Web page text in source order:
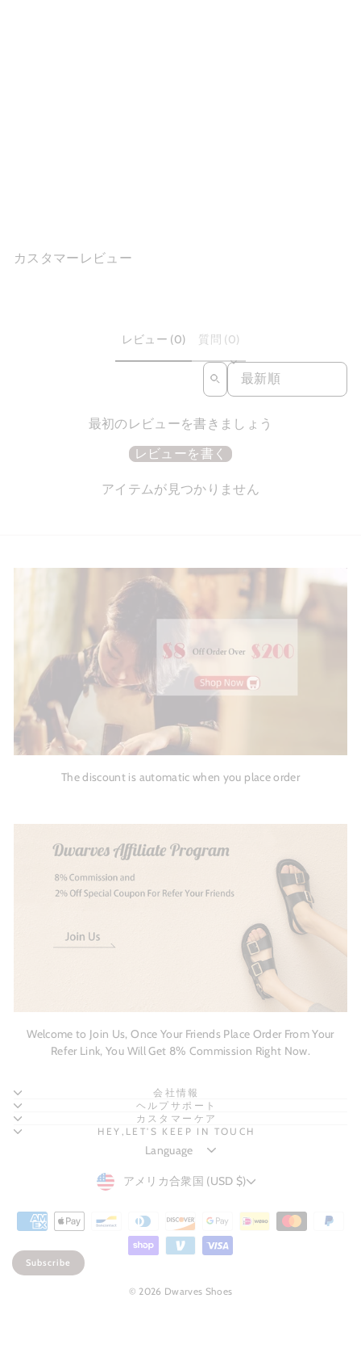
カスタマーレビュー
レビュー (0) 質問 (0)
SORT REVIEWS BY
最初のレビューを書きましょう
レビューを書く
アイテムが見つかりません
The discount is automatic when you place order
Welcome to Join Us, Once Your Friends Place Order From Your
Refer Link, You Will Get 8% Commission Right Now.
会社情報
ヘルプサポート
カスタマーケア
HEY,LET'S KEEP IN TOUCH
CURRENCY
アメリカ合衆国 (USD $)
© 2026 Dwarves Shoes
Subscribe